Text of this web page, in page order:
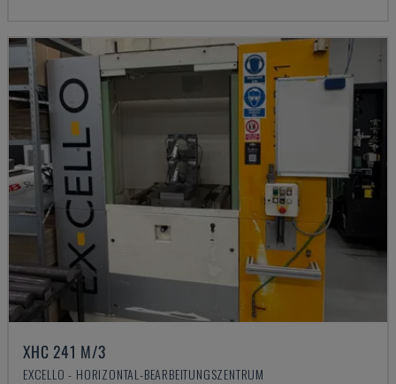
XHC 241 M/3
EXCELLO - HORIZONTAL-BEARBEITUNGSZENTRUM